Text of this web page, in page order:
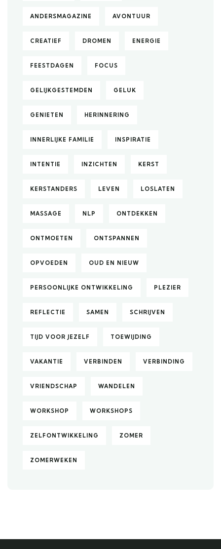
ANDERSMAGAZINE AVONTUUR
CREATIEF DROMEN ENERGIE
FEESTDAGEN FOCUS
GELIJKGESTEMDEN GELUK
GENIETEN HERINNERING
INNERLIJKE FAMILIE INSPIRATIE
INTENTIE INZICHTEN KERST
KERSTANDERS LEVEN LOSLATEN
MASSAGE NLP ONTDEKKEN
ONTMOETEN ONTSPANNEN
OPVOEDEN OUD EN NIEUW
PERSOONLIJKE ONTWIKKELING PLEZIER
REFLECTIE SAMEN SCHRIJVEN
TIJD VOOR JEZELF TOEWIJDING
VAKANTIE VERBINDEN VERBINDING
VRIENDSCHAP WANDELEN
WORKSHOP WORKSHOPS
ZELFONTWIKKELING ZOMER
ZOMERWEKEN